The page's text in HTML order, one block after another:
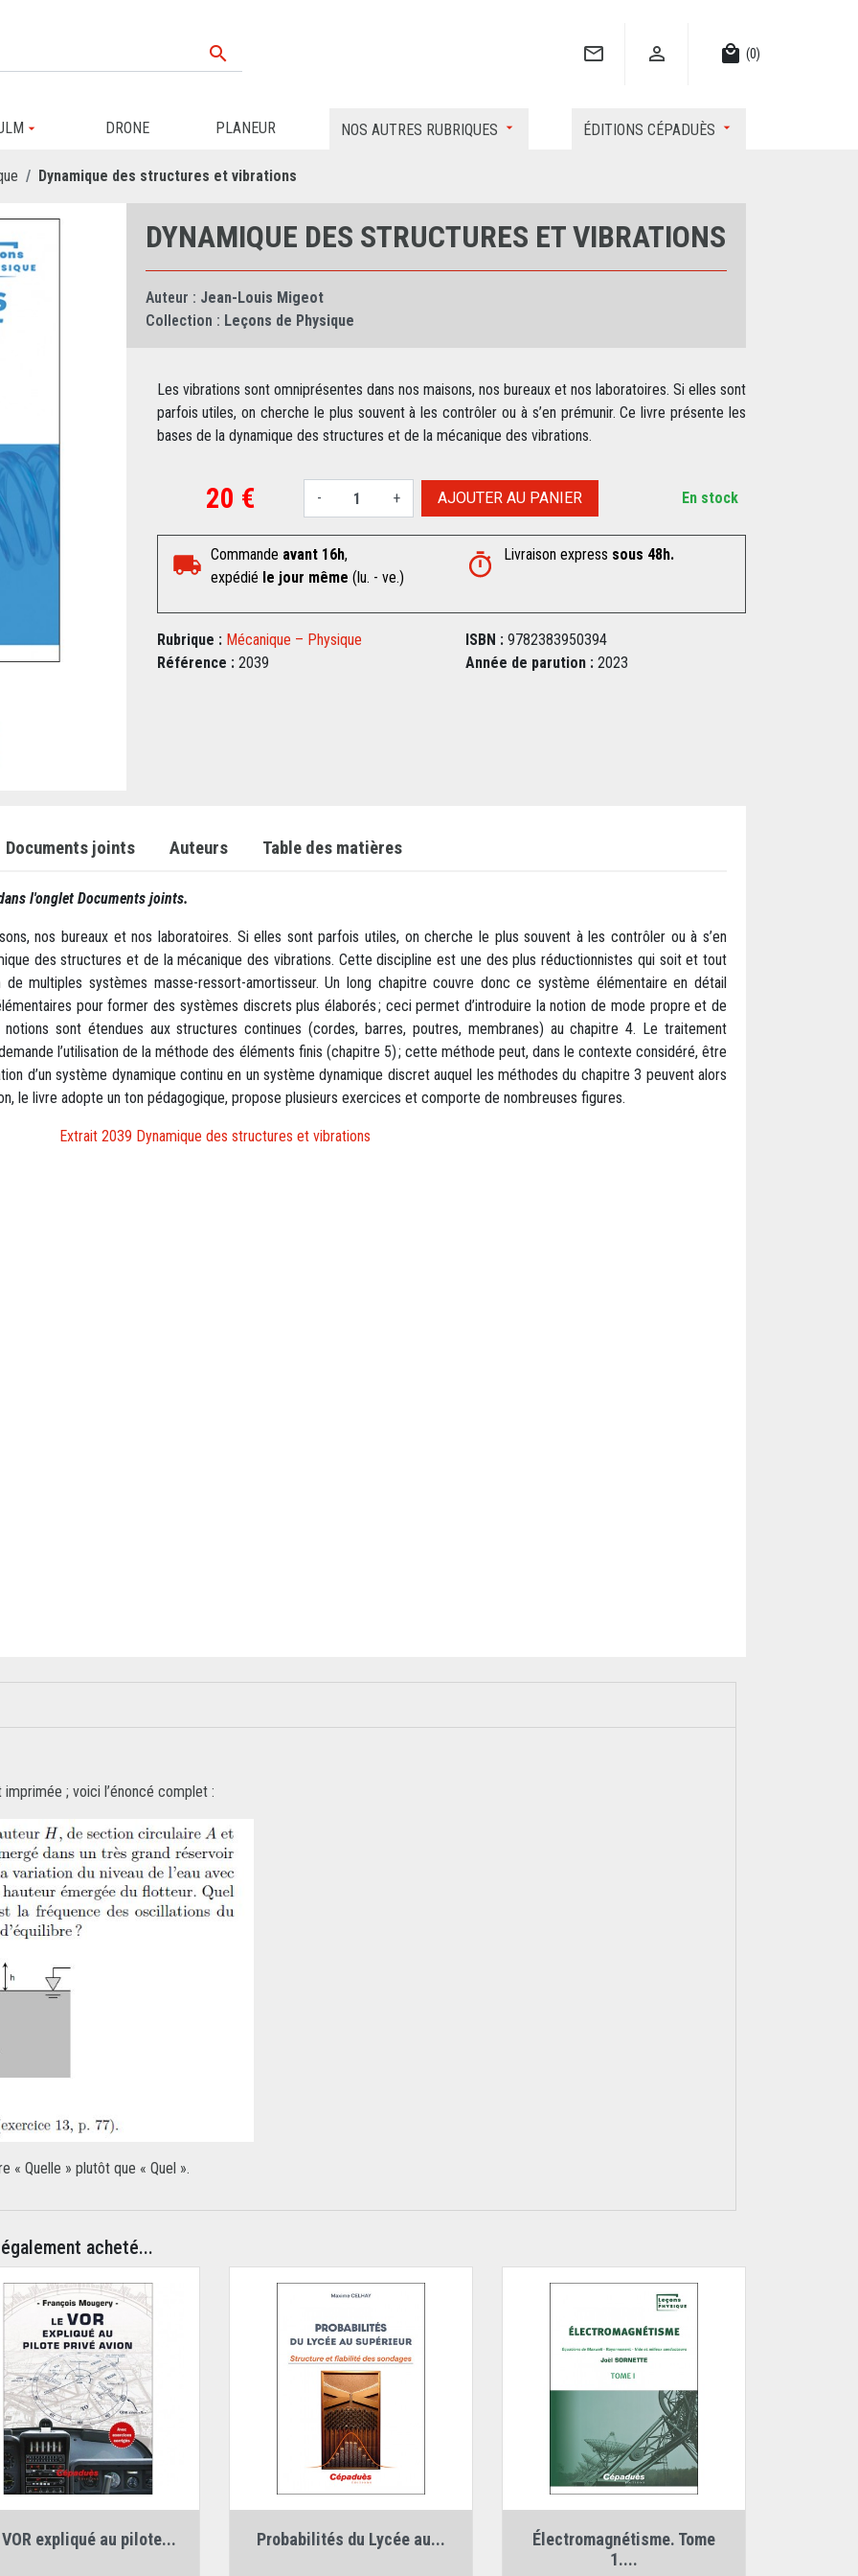
   local_mall (0)
DRONE PLANEUR NOS AUTRES RUBRIQUES ÉDITIONS CÉPADUÈS
Dynamique des structures et vibrations
DYNAMIQUE DES STRUCTURES ET VIBRATIONS
Auteur : Jean-Louis Migeot
Collection : Leçons de Physique
Les vibrations sont omniprésentes dans nos maisons, nos bureaux et nos laboratoires. Si elles sont
parfois utiles, on cherche le plus souvent à les contrôler ou à s’en prémunir. Ce livre présente les
bases de la dynamique des structures et de la mécanique des vibrations.
20 € - + AJOUTER AU PANIER En stock
Commande avant 16h,
expédié le jour même (lu. - ve.)
Livraison express sous 48h.
Rubrique : Mécanique – Physique ISBN : 9782383950394
Référence :2039 Année de parution : 2023
Documents joints Auteurs Table des matières
l'onglet Documents joints.
nos bureaux et nos laboratoires. Si elles sont parfois utiles, on cherche le plus souvent à les contrôler ou à s’en
des structures et de la mécanique des vibrations. Cette discipline est une des plus réductionnistes qui soit et tout
de multiples systèmes masse-ressort-amortisseur. Un long chapitre couvre donc ce système élémentaire en détail
pour former des systèmes discrets plus élaborés ; ceci permet d’introduire la notion de mode propre et de
sont étendues aux structures continues (cordes, barres, poutres, membranes) au chapitre 4. Le traitement
l’utilisation de la méthode des éléments finis (chapitre 5) ; cette méthode peut, dans le contexte considéré, être
d’un système dynamique continu en un système dynamique discret auquel les méthodes du chapitre 3 peuvent alors
le livre adopte un ton pédagogique, propose plusieurs exercices et comporte de nombreuses figures.
Extrait 2039 Dynamique des structures et vibrations
; voici l’énoncé complet :
« Quelle » plutôt que « Quel ».
acheté...
expliqué au pilote... Probabilités du Lycée au...
Électromagnétisme. Tome
1....